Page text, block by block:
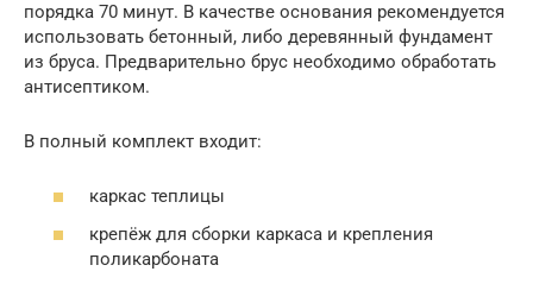
порядка 70 минут. В качестве основания рекомендуется
использовать бетонный, либо деревянный фундамент
из бруса. Предварительно брус необходимо обработать
антисептиком.
В полный комплект входит:
каркас теплицы
крепёж для сборки каркаса и крепления
поликарбоната